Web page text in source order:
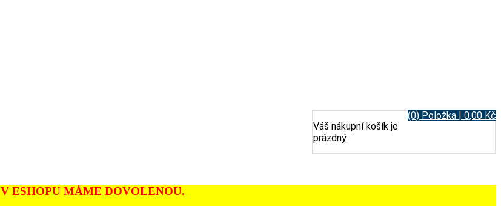
(0) Položka | 0,00 Kč
Váš nákupní košík je
prázdný.
V ESHOPU MÁME DOVOLENOU.